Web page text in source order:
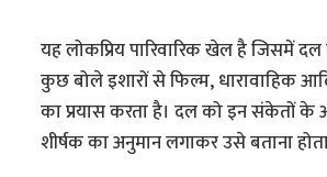
यह लोकप्रिय पारिवारिक खेल है जिसमें
कुछ बोले इशारों से फिल्म, धारावाहिक
का प्रयास करता है। दल को इन संकेतों के
शीर्षक का अनुमान लगाकर उसे बताना